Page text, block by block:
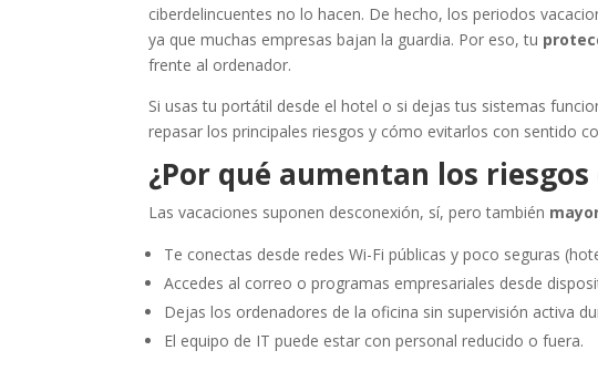
ciberdelincuentes no lo hacen. De hecho, los periodos
ya que muchas empresas bajan la guardia. Por eso, tu
frente al ordenador.
Si usas tu portátil desde el hotel o si dejas tus sistemas
repasar los principales riesgos y cómo evitarlos con sentido
¿Por qué aumentan los riesgos
Las vacaciones suponen desconexión, sí, pero también
Te conectas desde redes Wi-Fi públicas y poco seguras
Accedes al correo o programas empresariales desde
Dejas los ordenadores de la oficina sin supervisión activa
El equipo de IT puede estar con personal reducido o fuera.